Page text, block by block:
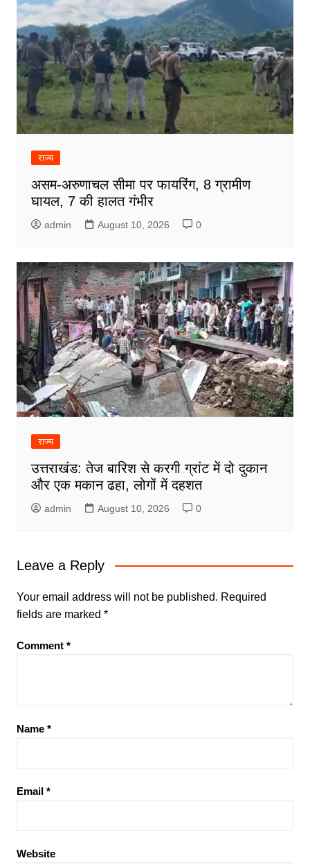
राज्य
असम-अरुणाचल सीमा पर फायरिंग, 8 ग्रामीण
घायल, 7 की हालत गंभीर
admin August 10, 2026 0
राज्य
उत्तराखंड: तेज बारिश से करगी ग्रांट में दो दुकान
और एक मकान ढहा, लोगों में दहशत
admin August 10, 2026 0
Leave a Reply
Your email address will not be published. Required
fields are marked *
Comment *
Name *
Email *
Website